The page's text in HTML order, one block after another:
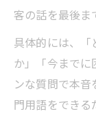
客の話を最後ま
具体的には、
か」「今まで
ンな質問で本
門用語をでき